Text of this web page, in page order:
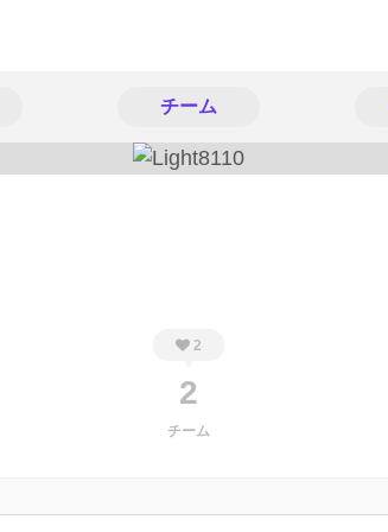
チーム
2
2
チーム